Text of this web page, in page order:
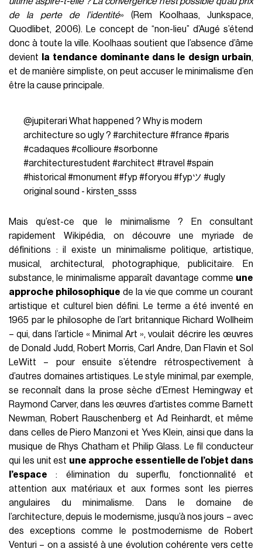
de la perte de l’identité» (Rem Koolhaas, Junkspace,
Quodlibet, 2006). Le concept de “non-lieu” d’Augé s’étend
donc à toute la ville. Koolhaas soutient que l’absence d’âme
devient
la tendance dominante dans le design urbain,
et de manière simpliste, on peut accuser le minimalisme d’en
être la cause principale.
@jupiterari What happened ? Why is modern
architecture so ugly ? #architecture #france #paris
#cadaques #collioure #sorbonne
#architecturestudent #architect #travel #spain
#historical #monument #fyp #foryou #fypツ #ugly
original sound - kirsten_ssss
Mais qu’est-ce que le minimalisme ? En consultant
rapidement Wikipédia, on découvre une myriade de
définitions : il existe un minimalisme politique, artistique,
musical, architectural, photographique, publicitaire. En
substance, le minimalisme apparaît davantage comme une
approche philosophique de la vie que comme un courant
artistique et culturel bien défini. Le terme a été inventé en
1965 par le philosophe de l’art britannique Richard Wollheim
– qui, dans l’article « Minimal Art », voulait décrire les œuvres
de Donald Judd, Robert Morris, Carl Andre, Dan Flavin et Sol
LeWitt – pour ensuite s’étendre rétrospectivement à
d’autres domaines artistiques. Le style minimal, par exemple,
se reconnaît dans la prose sèche d’Ernest Hemingway et
Raymond Carver, dans les œuvres d’artistes comme Barnett
Newman, Robert Rauschenberg et Ad Reinhardt, et même
dans celles de Piero Manzoni et Yves Klein, ainsi que dans la
musique de Rhys Chatham et Philip Glass. Le fil conducteur
qui les unit est une approche essentielle de l’objet dans
l’espace : élimination du superflu, fonctionnalité et
attention aux matériaux et aux formes sont les pierres
angulaires du minimalisme. Dans le domaine de
l’architecture, depuis le modernisme, jusqu’à nos jours – avec
des exceptions comme le postmodernisme de Robert
Venturi – on a assisté à une évolution cohérente vers cette